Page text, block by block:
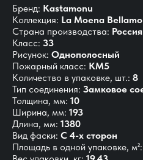
Бренд: Kastamonu
Коллекция: La Moena
Страна производства: Россия
Класс: 33
Рисунок: Однополосный
Пожарный класс: КМ5
Количество в упаковке, шт.: 8
Тип соединения: Замковое
Толщина, мм: 10
Ширина, мм: 193
Длина, мм: 1380
Вид фаски: С 4-х сторон
Площадь в одной упаковке, м²: